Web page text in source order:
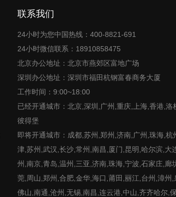
联系我们
24小时为您中国热线：400-8821-691
24小时微信联系：18910858475
北京办公地址：北京市燕郊区富地广场
深圳办公地址：深圳市福田杭钢富春商务大厦
工作时间：9:00~18:00
已经开通城市：北京,深圳,广州,重庆,上海,香港,洛
彼得堡
即将开通城市：成都,苏州,郑州,济南,广州,珠海,杭
津,苏州,武汉,长沙,常州,南昌,厦门,昆明,哈尔滨,大
州,南京,青岛,温州,三亚,济南,珠海,宁波,石家庄,廊
莞,周山,郑州,合肥,金华,海口,莆田,丽江,台州,漳州,
佛山,南通,沧州,无锡,南昌,连云港,中山,齐齐哈尔,